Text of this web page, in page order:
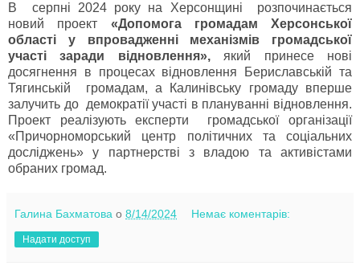
В серпні 2024 року на Херсонщині розпочинається
новий проект «Допомога громадам Херсонської
області у впровадженні механізмів громадської
участі заради відновлення»,який принесе нові
досягнення в процесах відновлення Бериславській та
Тягинській громадам, а Калинівську громаду вперше
залучить до демократії участі в плануванні відновлення.
Проект реалізують експерти громадської організації
«Причорноморський центр політичних та соціальних
досліджень» у партнерстві з владою та активістами
обраних громад.
Галина Бахматова о 8/14/2024 Немає коментарів:
Надати доступ